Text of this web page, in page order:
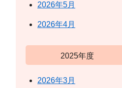
2026年5月
2026年4月
2025年度
2026年3月